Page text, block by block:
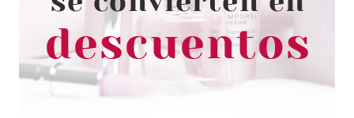
Pvr 22.50€
-40%
desde
13.50€